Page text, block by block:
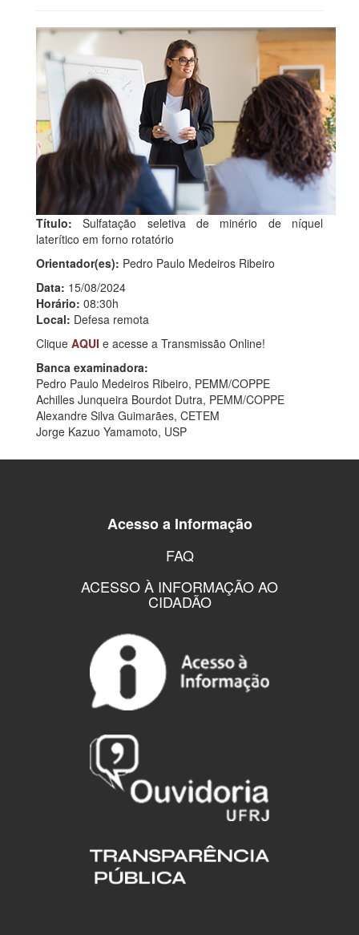
Título: Sulfatação seletiva de minério de níquel
laterítico em forno rotatório
Orientador(es): Pedro Paulo Medeiros Ribeiro
Data: 15/08/2024
Horário: 08:30h
Local: Defesa remota
Clique AQUI e acesse a Transmissão Online!
Banca examinadora:
Pedro Paulo Medeiros Ribeiro, PEMM/COPPE
Achilles Junqueira Bourdot Dutra, PEMM/COPPE
Alexandre Silva Guimarães, CETEM
Jorge Kazuo Yamamoto, USP
Acesso a Informação
FAQ
ACESSO À INFORMAÇÃO AO
CIDADÃO